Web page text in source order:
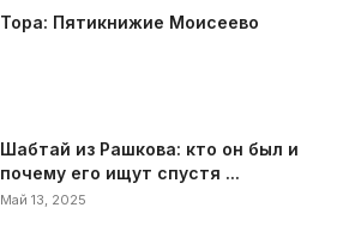
Тора: Пятикнижие Моисеево
Шабтай из Рашкова: кто он был и
почему его ищут спустя ...
Май 13, 2025